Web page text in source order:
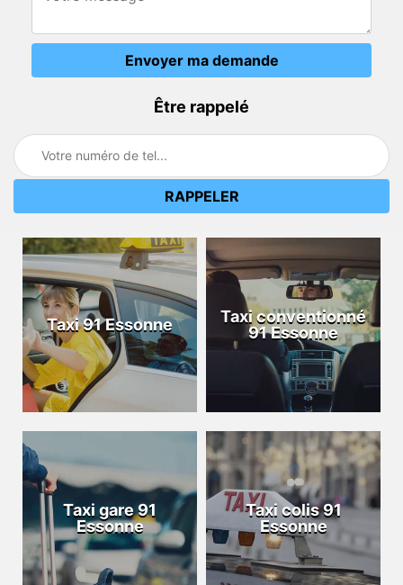
Être rappelé
Taxi 91 Essonne
Taxi conventionné
91 Essonne
Taxi gare 91
Essonne
Taxi colis 91
Essonne